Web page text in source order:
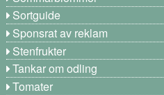
Sortguide
Sponsrat av reklam
Stenfrukter
Tankar om odling
Tomater